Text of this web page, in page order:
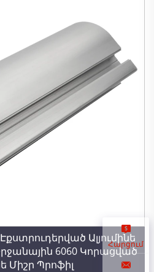
Ալյումինե
6060 Կորացված
Միշր Պրոֆիլ
Հարցում